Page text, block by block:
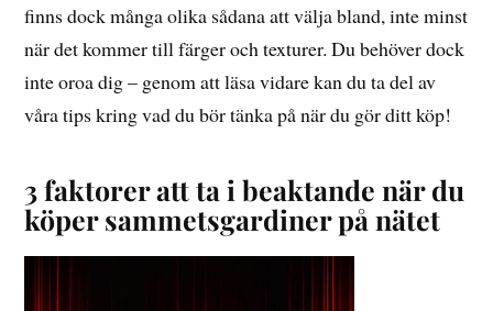
finns dock många olika sådana att välja bland, inte minst
när det kommer till färger och texturer. Du behöver dock
inte oroa dig – genom att läsa vidare kan du ta del av
våra tips kring vad du bör tänka på när du gör ditt köp!
3 faktorer att ta i beaktande när du
köper sammetsgardiner på nätet